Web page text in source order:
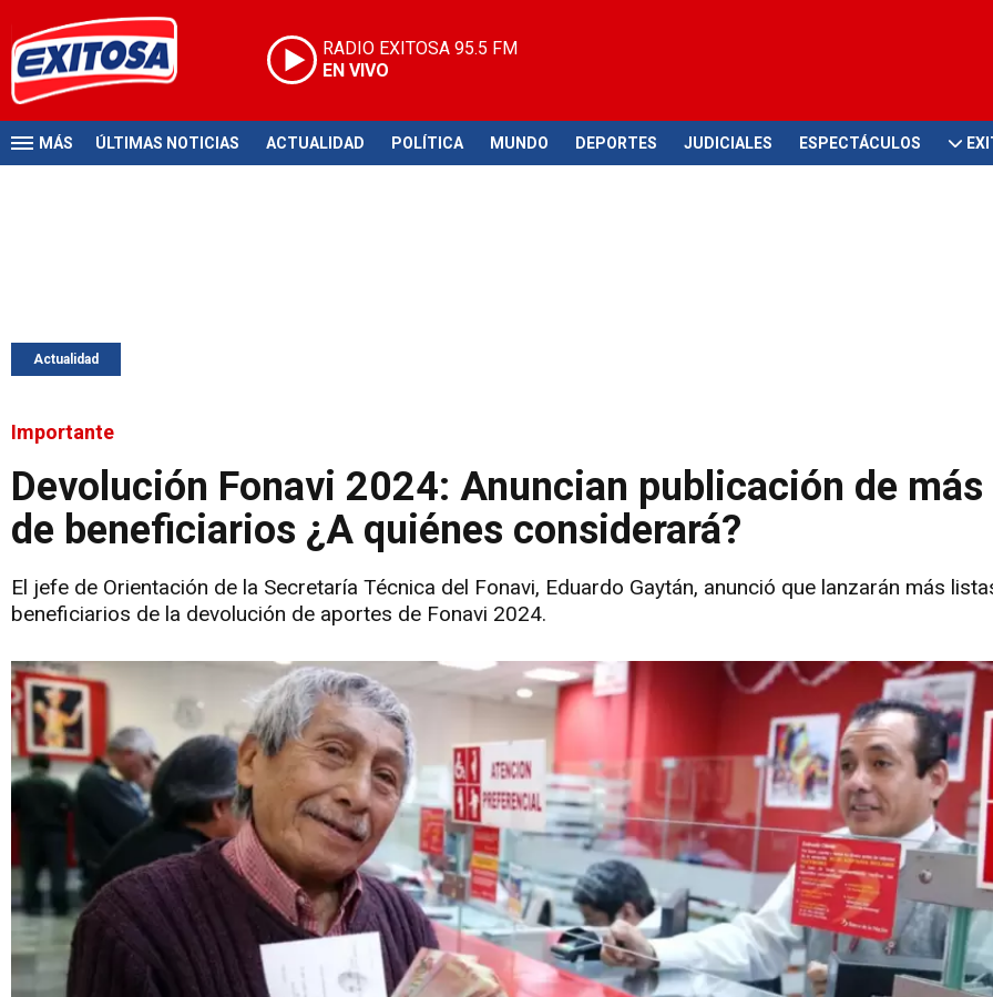
RADIO EXITOSA 95.5 FM
EN VIVO
MÁS ÚLTIMAS NOTICIAS ACTUALIDAD POLÍTICA MUNDO DEPORTES JUDICIALES ESPECTÁCULOS
Actualidad
Importante
Devolución Fonavi 2024: Anuncian publicación de
de beneficiarios ¿A quiénes considerará?
El jefe de Orientación de la Secretaría Técnica del Fonavi, Eduardo Gaytán, anunció que lanzarán más
beneficiarios de la devolución de aportes de Fonavi 2024.